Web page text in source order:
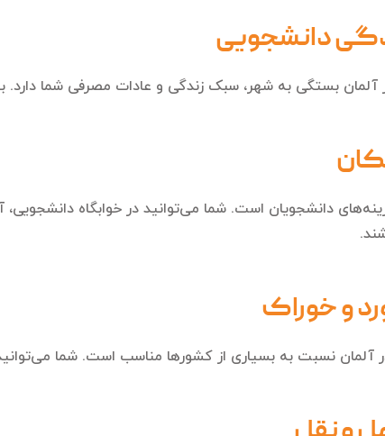
دانشجویی
آلمان بستگی به شهر، سبک زندگی و عادات مصرفی شما دارد.
دانشجویان است. شما می‌توانید در خوابگاه دانشجویی،
و خوراک
آلمان نسبت به بسیاری از کشورها مناسب است. شما